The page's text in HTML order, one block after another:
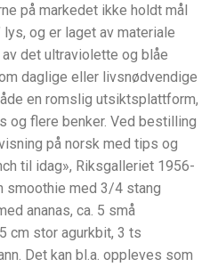
på markedet ikke holdt mål
og er laget av materiale
det ultraviolette og blåe
daglige eller livsnødvendige
en romslig utsiktsplattform,
og flere benker. Ved bestilling
på norsk med tips og
til idag», Riksgalleriet 1956-
smoothie med 3/4 stang
ananas, ca. 5 små
cm stor agurkbit, 3 ts
Det kan bl.a. oppleves som